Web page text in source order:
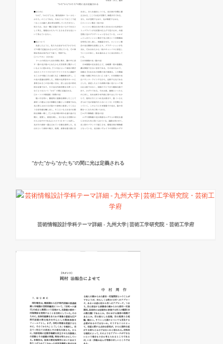
“かた”から“かたち”の間に光は定義される
芸術情報設計学科テーマ詳細 - 九州大学|芸術工学研究院・芸術工学府